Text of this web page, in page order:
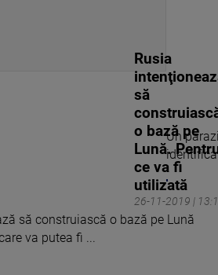
26-11-2019 |
Rusia
să
o bază pe
Lună.
ce va fi
utilizată
să construiască o bază pe Lună
va putea fi ...
Un